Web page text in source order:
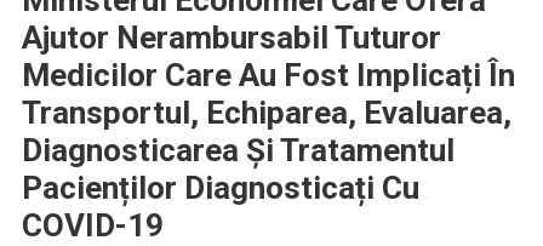
Ajutor Nerambursabil Tuturor
Medicilor Care Au Fost Implicați În
Transportul, Echiparea, Evaluarea,
Diagnosticarea Și Tratamentul
Pacienților Diagnosticați Cu
COVID-19